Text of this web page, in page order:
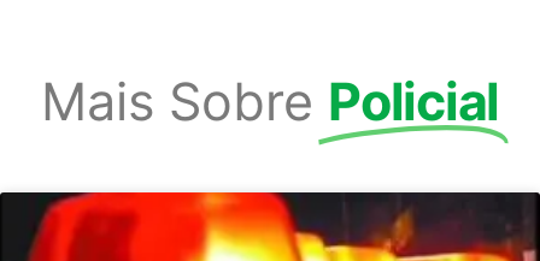
Mais Sobre Policial